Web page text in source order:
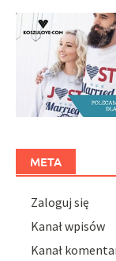
META
Zaloguj się
Kanał wpisów
Kanał